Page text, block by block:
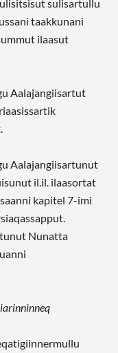
sulisartullu
taakkunani
ilaasut
Aalajangiisartut
Aalajangiisartunut
il.il. ilaasortat
kapitel 7-imi
Nunatta